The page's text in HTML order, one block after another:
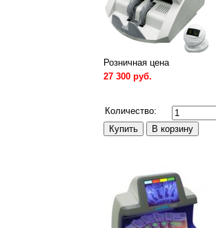
Розничная цена
27 300 руб.
Количество: